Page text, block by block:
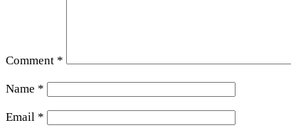
Comment *
Name *
Email *